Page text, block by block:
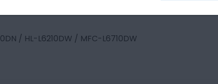
/ HL-L6210DW / MFC-L6710DW